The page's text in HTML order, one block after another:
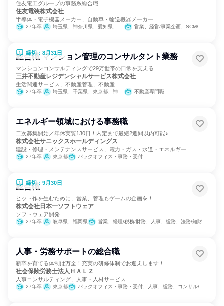
住友電工グループの事務系総合職
住友電装株式会社
半導体・電子機器メーカー、自動車・輸送機器メーカー
27年卒 埼玉県、神奈川県、愛知県、三重県 営業、経営/事業企画、SCM/生産管理/購買/物流、経理/税務/財務、人事、総務、法務/知財
締切：8月31日
総合職 マンション管理のコンサルタント業務
マンションコンサルティングで29万世帯の日常を支える
三井不動産レジデンシャルサービス株式会社
生活関連サービス、不動産管理、不動産
27年卒 埼玉県、千葉県、東京都、神奈川県、愛知県 不動産専門職
エネルギー領域における事務職
二次募集開始／年休実質130日！内定まで最短2週間以内可能♪
株式会社サニックスホールディングス
建設・修理・メンテナンスサービス、電力・ガス・水道・エネルギー
27年卒 東京都 バックオフィス・事務・受付
締切：9月30日
総合職
ヒット作を生むために、営業、管理もゲームの企画を！
株式会社日本一ソフトウェア
ソフトウェア開発
27年卒 岐阜県、福岡県 営業、経理/税務/財務、人事、総務、法務/知財、IT、広報/IR、組織運営管理・公務員・事務系職種、商品企画、マーケティング・広告・宣伝
人事・労務サポートの総合職
新卒を育てる体制は万全！充実の研修体制でお迎えします！
社会保険労務士法人ＨＡＬＺ
人事コンサルティング、人事・人材サービス
27年卒 東京都 バックオフィス・事務・受付、人事、総務、コンサル/士業/リサーチャー